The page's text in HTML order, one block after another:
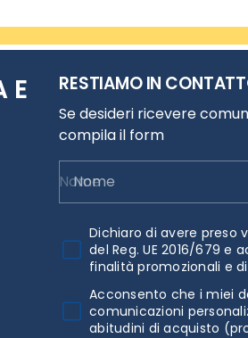
E
RESTIAMO IN
Se desideri ricevere
compila il form
Nome
Dichiaro di avere preso
del Reg. UE 2016/679
finalità promozionali e
Acconsento che i miei
comunicazioni
abitudini di acquisto